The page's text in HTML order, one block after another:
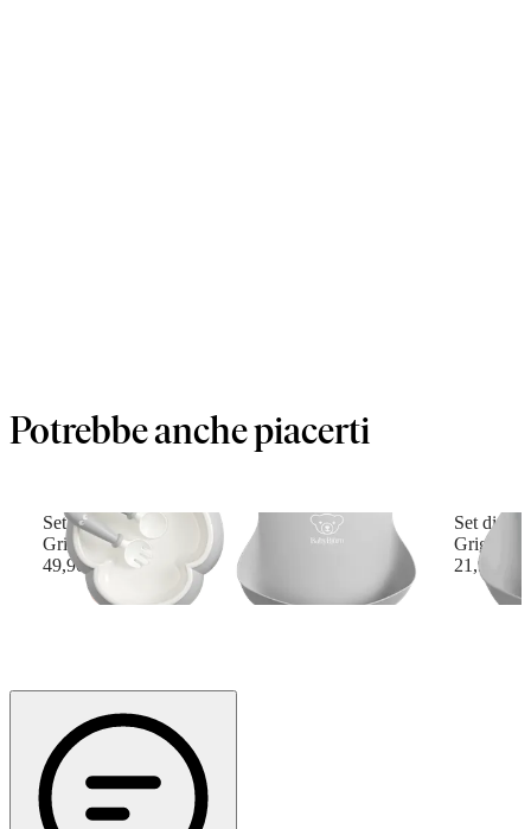
Potrebbe anche piacerti
Set pappa per bambini
Grigio
49,90 €
Set di
Grigio/
21,90 €